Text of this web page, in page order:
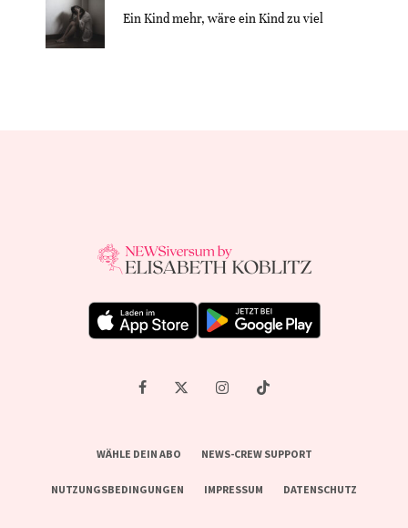
Ein Kind mehr, wäre ein Kind zu viel
WÄHLE DEIN ABO NEWS-CREW SUPPORT
NUTZUNGSBEDINGUNGEN IMPRESSUM DATENSCHUTZ